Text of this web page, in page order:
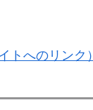
トへのリンク）